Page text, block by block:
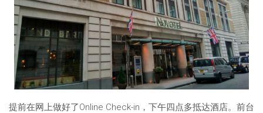
提前在网上做好了Online Check-in，下午四点多抵达酒店。前台